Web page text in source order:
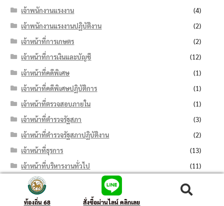
เจ้าพนักงานแรงงาน
(4)
เจ้าพนักงานแรงงานปฏิบัติงาน
(2)
เจ้าหน้าที่การเกษตร
(2)
เจ้าหน้าที่การเงินและบัญชี
(12)
เจ้าหน้าที่คดีพิเศษ
(1)
เจ้าหน้าที่คดีพิเศษปฏิบัติการ
(1)
เจ้าหน้าที่ตรวจสอบภายใน
(1)
เจ้าหน้าที่ตำรวจรัฐสภา
(3)
เจ้าหน้าที่ตำรวจรัฐสภาปฏิบัติงาน
(2)
เจ้าหน้าที่ธุรการ
(13)
เจ้าหน้าที่บริหารงานทั่วไป
(11)
เจ้าหน้าที่บันทึกข้อมูล
เจ้าหน้าที่ปกครอง
ท้องถิ่น 68 สั่งซื้อผ่านไลน์ คลิกเลย